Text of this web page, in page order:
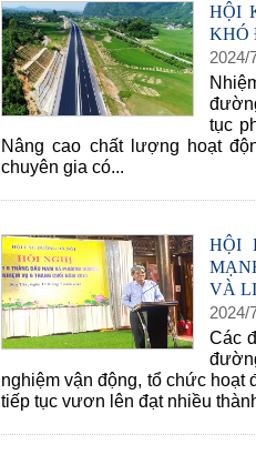
HỘI
KHÓ
2024/
tục
Nâng cao chất lượng hoạt
chuyên gia có...
HỘI
VÀ
2024/
Các
nghiệm vận động, tổ chức hoạt
tiếp tục vươn lên đạt nhiều
60 NĂM ĐIỆN BIÊN